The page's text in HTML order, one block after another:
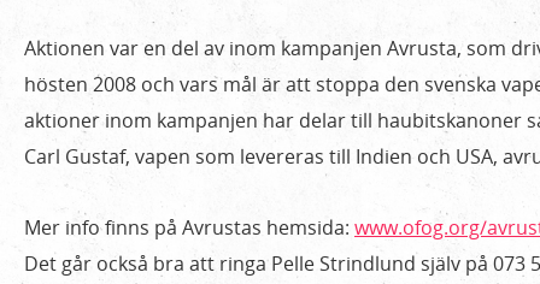
Aktionen var en del av inom kampanjen Avrusta, som
hösten 2008 och vars mål är att stoppa den svenska
aktioner inom kampanjen har delar till haubitskanoner
Carl Gustaf, vapen som levereras till Indien och USA,
Mer info finns på Avrustas hemsida: www.ofog.org/
Det går också bra att ringa Pelle Strindlund själv på 073